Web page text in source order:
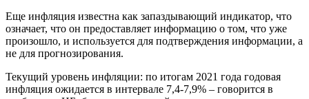
Еще инфляция известна как запаздывающий индикатор, что
означает, что он предоставляет информацию о том, что уже
произошло, и используется для подтверждения информации, а
не для прогнозирования.
Текущий уровень инфляции: по итогам 2021 года годовая
инфляция ожидается в интервале 7,4-7,9% – говорится в